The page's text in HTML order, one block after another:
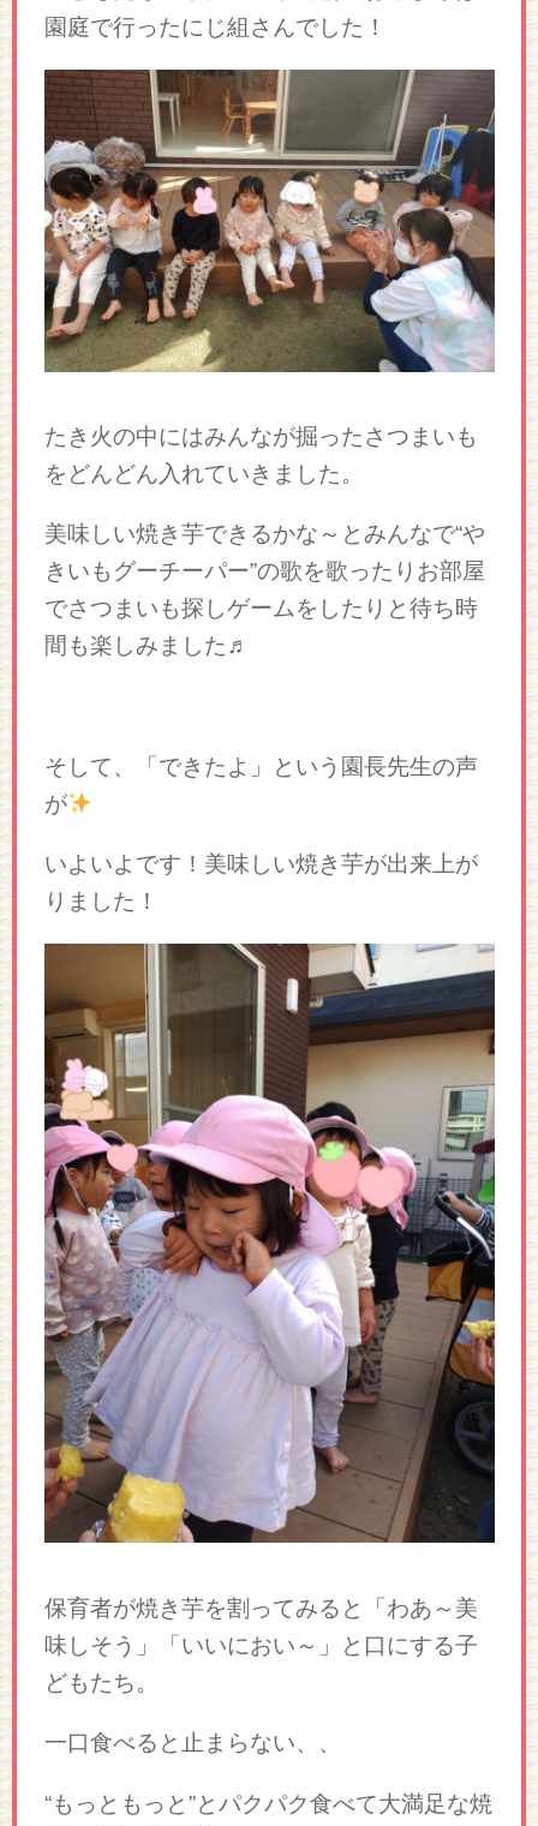
園庭で行ったにじ組さんでした！
たき火の中にはみんなが掘ったさつまいも
をどんどん入れていきました。
美味しい焼き芋できるかな～とみんなで“や
きいもグーチーパー”の歌を歌ったりお部屋
でさつまいも探しゲームをしたりと待ち時
間も楽しみました♬
そして、「できたよ」という園長先生の声
が
いよいよです！美味しい焼き芋が出来上が
りました！
保育者が焼き芋を割ってみると「わあ～美
味しそう」「いいにおい～」と口にする子
どもたち。
一口食べると止まらない、、
“もっともっと”とパクパク食べて大満足な焼